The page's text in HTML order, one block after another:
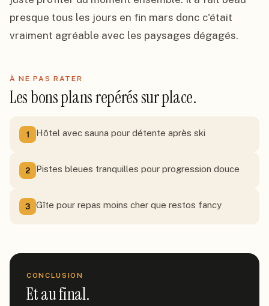
presque tous les jours en fin mars donc c'était
vraiment agréable avec les paysages dégagés.
À NE PAS RATER
Les bons plans repérés sur place.
1 Hôtel avec sauna pour détente après ski
2 Pistes bleues tranquilles pour progression douce
3 Gîte pour repas moins cher que restos fancy
CONCLUSION
Et au final.